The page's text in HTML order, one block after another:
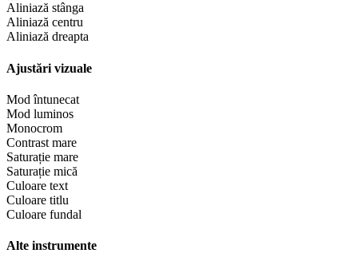
Aliniază stânga
Aliniază centru
Aliniază dreapta
Ajustări vizuale
Mod întunecat
Mod luminos
Monocrom
Contrast mare
Saturație mare
Saturație mică
Culoare text
Culoare titlu
Culoare fundal
Alte instrumente